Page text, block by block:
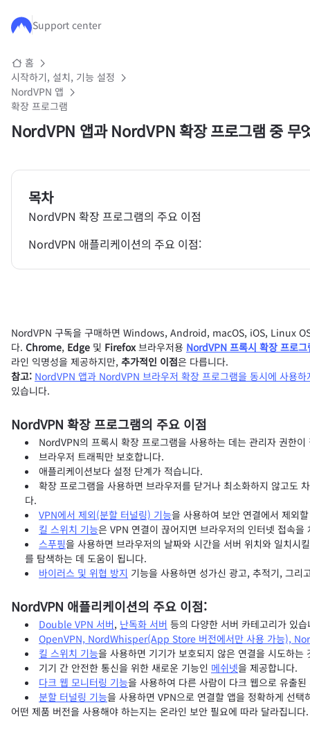
주요 콘텐츠로 건너뛰기
Support center
홈
시작하기, 설치, 기능 설정
NordVPN 앱
확장 프로그램
NordVPN 앱과 NordVPN 확장 프로그램 중 무
목차
NordVPN 확장 프로그램의 주요 이점
NordVPN 애플리케이션의 주요 이점:
NordVPN 구독을 구매하면 Windows, Android, macOS, iOS, Linux
다. Chrome, Edge 및 Firefox브라우저용 NordVPN 프록시 확장 프로그
라인 익명성을 제공하지만, 추가적인 이점은 다릅니다.
참고: NordVPN 앱과 NordVPN 브라우저 확장 프로그램을 동시에 사용하
있습니다.
NordVPN 확장 프로그램의 주요 이점
NordVPN의 프록시 확장 프로그램을 사용하는 데는 관리자 권한
브라우저 트래픽만 보호합니다.
애플리케이션보다 설정 단계가 적습니다.
확장 프로그램을 사용하면 브라우저를 닫거나 최소화하지 않고도
다.
VPN에서 제외(분할 터널링) 기능을 사용하여 보안 연결에서 제외
킬 스위치 기능은 VPN 연결이 끊어지면 브라우저의 인터넷 접속을
스푸핑을 사용하면 브라우저의 날짜와 시간을 서버 위치와 일치시
를 탐색하는 데 도움이 됩니다.
바이러스 및 위협 방지 기능을 사용하면 성가신 광고, 추적기, 그리
NordVPN 애플리케이션의 주요 이점:
Double VPN 서버, 난독화 서버 등의 다양한 서버 카테고리가 있습
OpenVPN, NordWhisper(App Store 버전에서만 사용 가능),
킬 스위치 기능을 사용하면 기기가 보호되지 않은 연결을 시도하는
기기 간 안전한 통신을 위한 새로운 기능인 메쉬넷을 제공합니다.
다크 웹 모니터링 기능을 사용하여 다른 사람이 다크 웹으로 유출
분할 터널링 기능을 사용하면 VPN으로 연결할 앱을 정확하게 선택
어떤 제품 버전을 사용해야 하는지는 온라인 보안 필요에 따라 달라집니다.